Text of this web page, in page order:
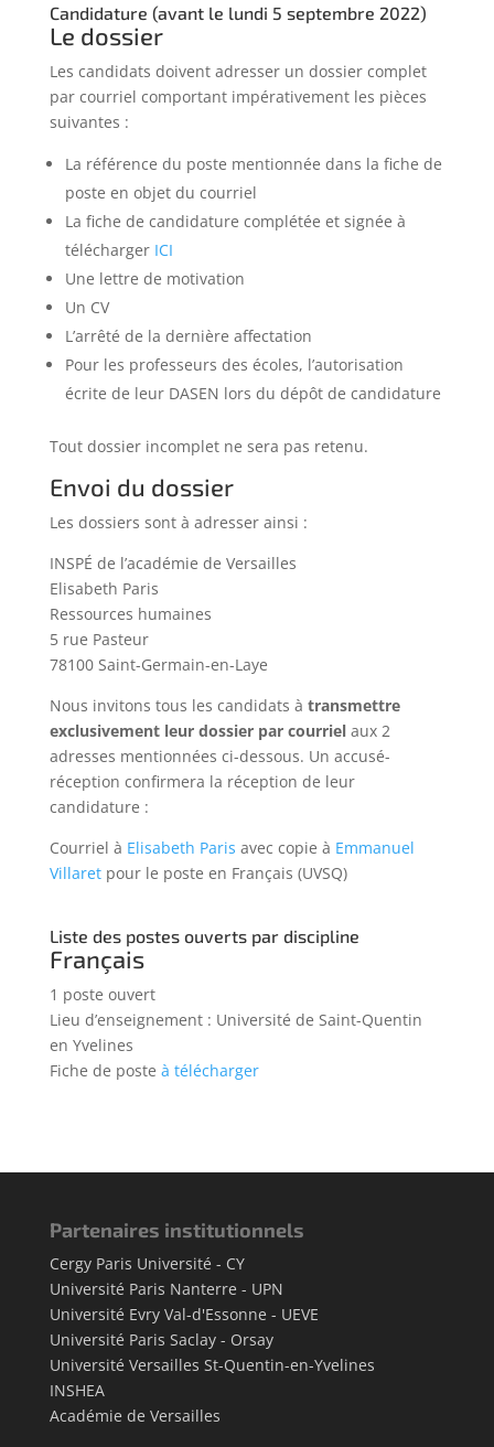
Candidature (avant le lundi 5 septembre 2022)
Le dossier
Les candidats doivent adresser un dossier complet
par courriel comportant impérativement les pièces
suivantes :
La référence du poste mentionnée dans la fiche de
poste en objet du courriel
La fiche de candidature complétée et signée à
télécharger ICI
Une lettre de motivation
Un CV
L’arrêté de la dernière affectation
Pour les professeurs des écoles, l’autorisation
écrite de leur DASEN lors du dépôt de candidature
Tout dossier incomplet ne sera pas retenu.
Envoi du dossier
Les dossiers sont à adresser ainsi :
INSPÉ de l’académie de Versailles
Elisabeth Paris
Ressources humaines
5 rue Pasteur
78100 Saint-Germain-en-Laye
Nous invitons tous les candidats à transmettre
exclusivement leur dossier par courrielaux 2
adresses mentionnées ci-dessous. Un accusé-
réception confirmera la réception de leur
candidature :
Courriel à Elisabeth Paris avec copie à Emmanuel
Villaretpour le poste en Français (UVSQ)
Liste des postes ouverts par discipline
Français
1 poste ouvert
Lieu d’enseignement : Université de Saint-Quentin
en Yvelines
Fiche de poste à télécharger
Partenaires institutionnels
Cergy Paris Université - CY
Université Paris Nanterre - UPN
Université Evry Val-d'Essonne - UEVE
Université Paris Saclay - Orsay
Université Versailles St-Quentin-en-Yvelines
INSHEA
Académie de Versailles